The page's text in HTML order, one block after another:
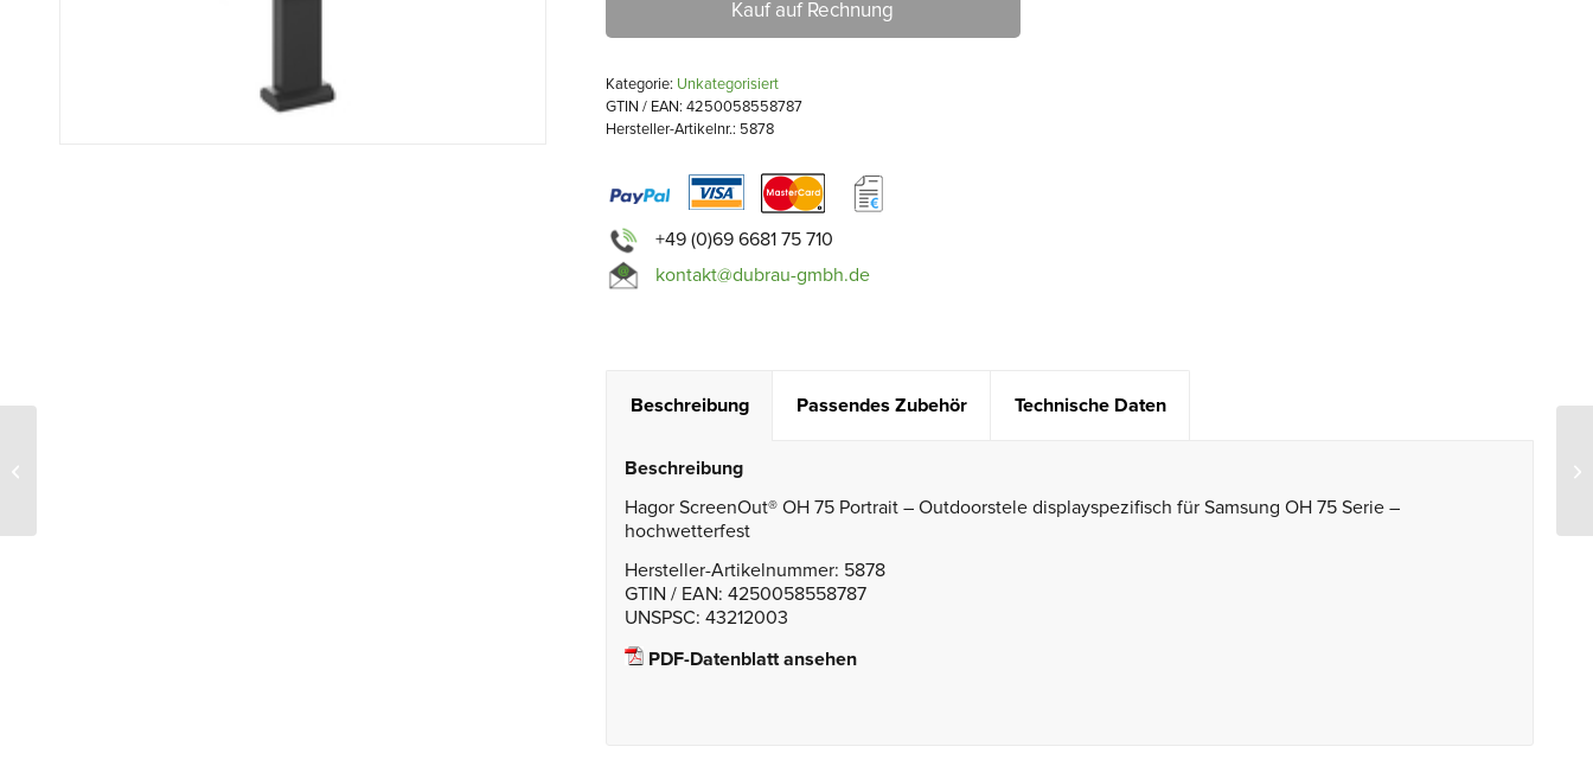
Kauf auf Rechnung
Kategorie: Unkategorisiert
GTIN / EAN: 4250058558787
Hersteller-Artikelnr.: 5878
+49 (0)69 6681 75 710
kontakt@dubrau-gmbh.de
Beschreibung Passendes Zubehör Technische Daten
Beschreibung
Hagor ScreenOut® OH 75 Portrait – Outdoorstele displayspezifisch für Samsung OH 75 Serie –
hochwetterfest
Hersteller-Artikelnummer: 5878
GTIN / EAN: 4250058558787
UNSPSC: 43212003
PDF-Datenblatt ansehen